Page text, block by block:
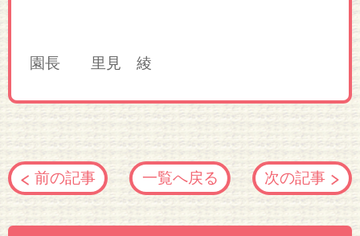
園長 里見 綾
前の記事 一覧へ戻る 次の記事